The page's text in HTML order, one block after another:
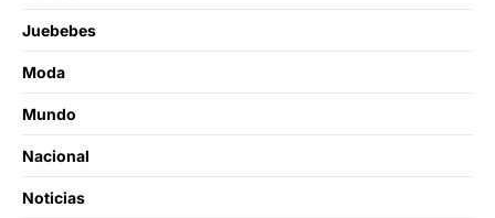
Juebebes
Moda
Mundo
Nacional
Noticias